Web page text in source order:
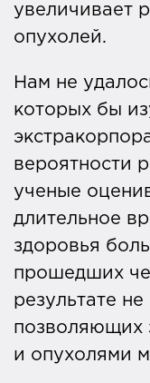
увеличивает
опухолей.
Нам не
которых бы
вероятности
ученые
длительное
здоровья
прошедших
результате
позволяющих
и опухолями